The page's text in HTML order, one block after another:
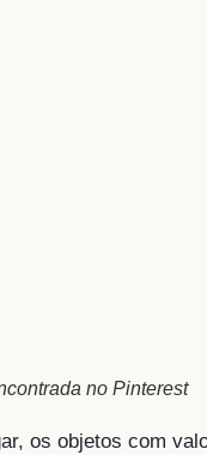
no Pinterest
os objetos com